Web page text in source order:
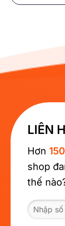
LIÊN
Hơn
shop
thế